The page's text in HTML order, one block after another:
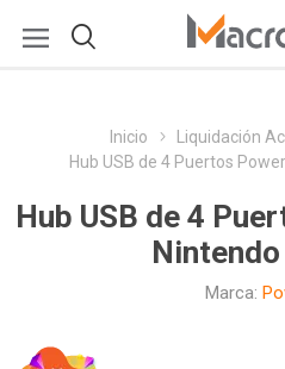
Inicio
Liquidación
Hub USB de 4 Puertos
Hub USB de 4
Marca: